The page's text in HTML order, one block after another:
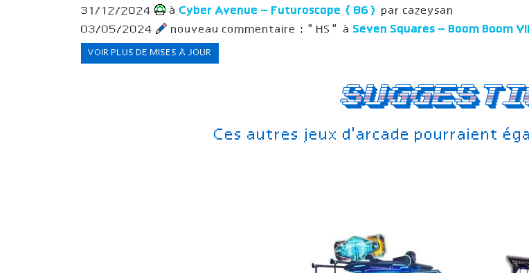
Ces autres jeux d'arcade pourraient
31/12/2024
à Cyber Avenue – Futuroscope (86) par cazeysan
03/05/2024
nouveau commentaire : "HS" à Seven Squares – Boom Boom
VOIR PLUS DE MISES À JOUR